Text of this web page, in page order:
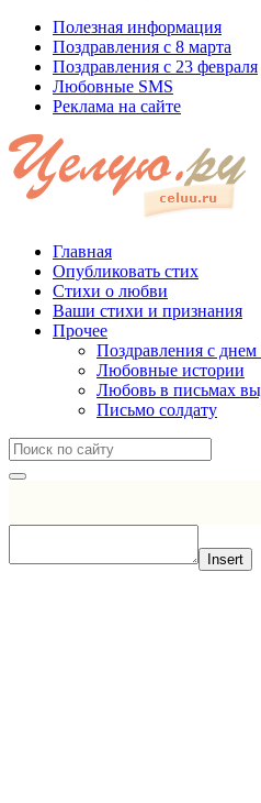
Полезная информация
Поздравления с 8 марта
Поздравления с 23 февраля
Любовные SMS
Реклама на сайте
Главная
Опубликовать стих
Стихи о любви
Ваши стихи и признания
Прочее
Поздравления с
Любовные истории
Любовь в письмах
Письмо солдату
Insert